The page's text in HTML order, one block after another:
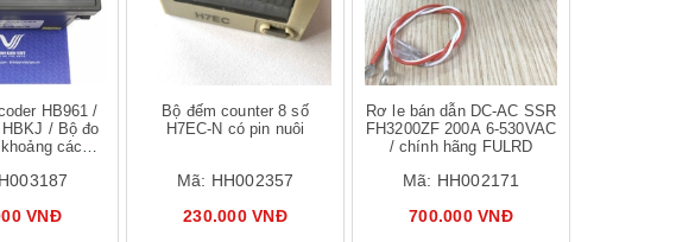
HB961 /
/ Bộ đo
cách
VNĐ
Bộ đếm counter 8 số
H7EC-N có pin nuôi
Mã: HH002357
230.000 VNĐ
Rơ le bán dẫn DC-AC SSR
FH3200ZF 200A 6-530VAC
/ chính hãng FULRD
Mã: HH002171
700.000 VNĐ